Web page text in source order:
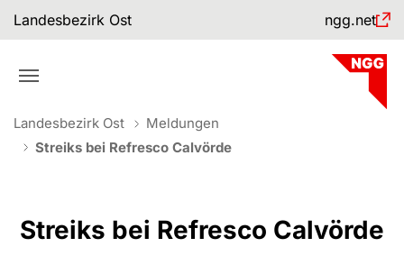
Skip to main navigation
Skip to main content
Skip to page footer
Landesbezirk Ost ngg.net
You are here:
Landesbezirk Ost
Meldungen
Streiks bei Refresco Calvörde
Streiks bei Refresco Calvörde